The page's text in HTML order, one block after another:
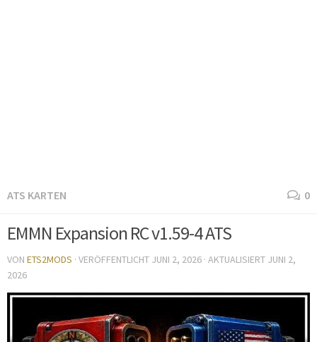
ATS KARTEN 0
EMMN Expansion RC v1.59-4 ATS
VON ETS2MODS · VERÖFFENTLICHT JUNI 2, 2026 · AKTUALISIERT JUNI 2,
2026